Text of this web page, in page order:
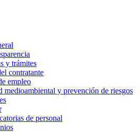
y trámites
contratante
empleo
medioambiental y prevención de riesgos
de personal